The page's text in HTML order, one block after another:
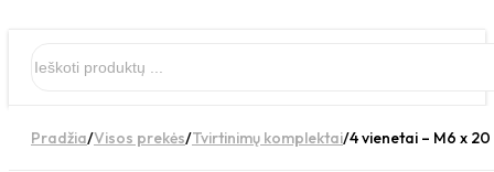
Pradžia/Visos prekės/Tvirtinimų komplektai/4 vienetai – M6 x